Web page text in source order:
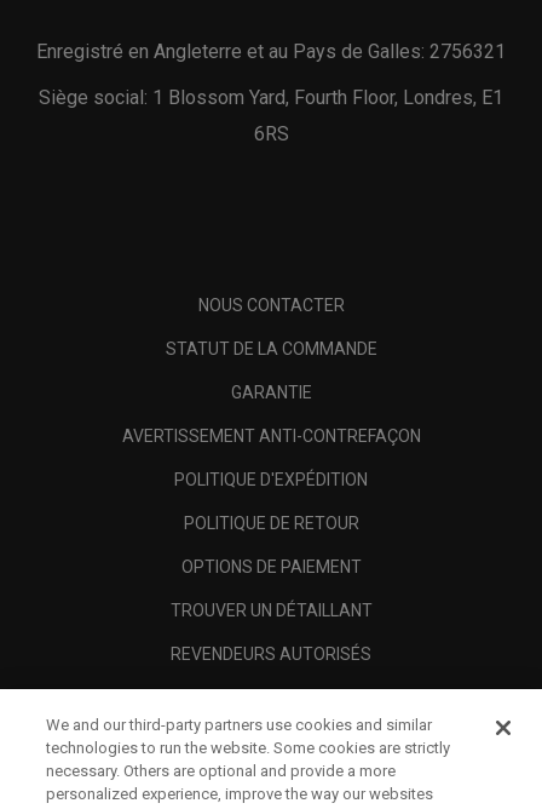
Enregistré en Angleterre et au Pays de Galles: 2756321
Siège social: 1 Blossom Yard, Fourth Floor, Londres, E1
6RS
NOUS CONTACTER
STATUT DE LA COMMANDE
GARANTIE
AVERTISSEMENT ANTI-CONTREFAÇON
POLITIQUE D'EXPÉDITION
POLITIQUE DE RETOUR
OPTIONS DE PAIEMENT
TROUVER UN DÉTAILLANT
REVENDEURS AUTORISÉS
A PROPOS
MENTIONS LÉGALES
We and our third-party partners use cookies and similar
technologies to run the website. Some cookies are strictly
necessary. Others are optional and provide a more
personalized experience, improve the way our websites